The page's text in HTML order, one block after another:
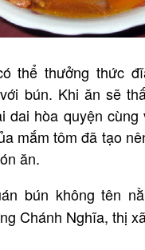
thể thưởng thức
bún. Khi ăn sẽ
dai hòa quyện
mắm tôm đã tạo
ăn.
bún không tên
Chánh Nghĩa, thị